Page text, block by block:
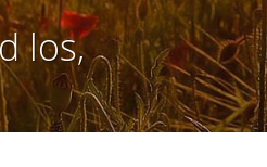
los,